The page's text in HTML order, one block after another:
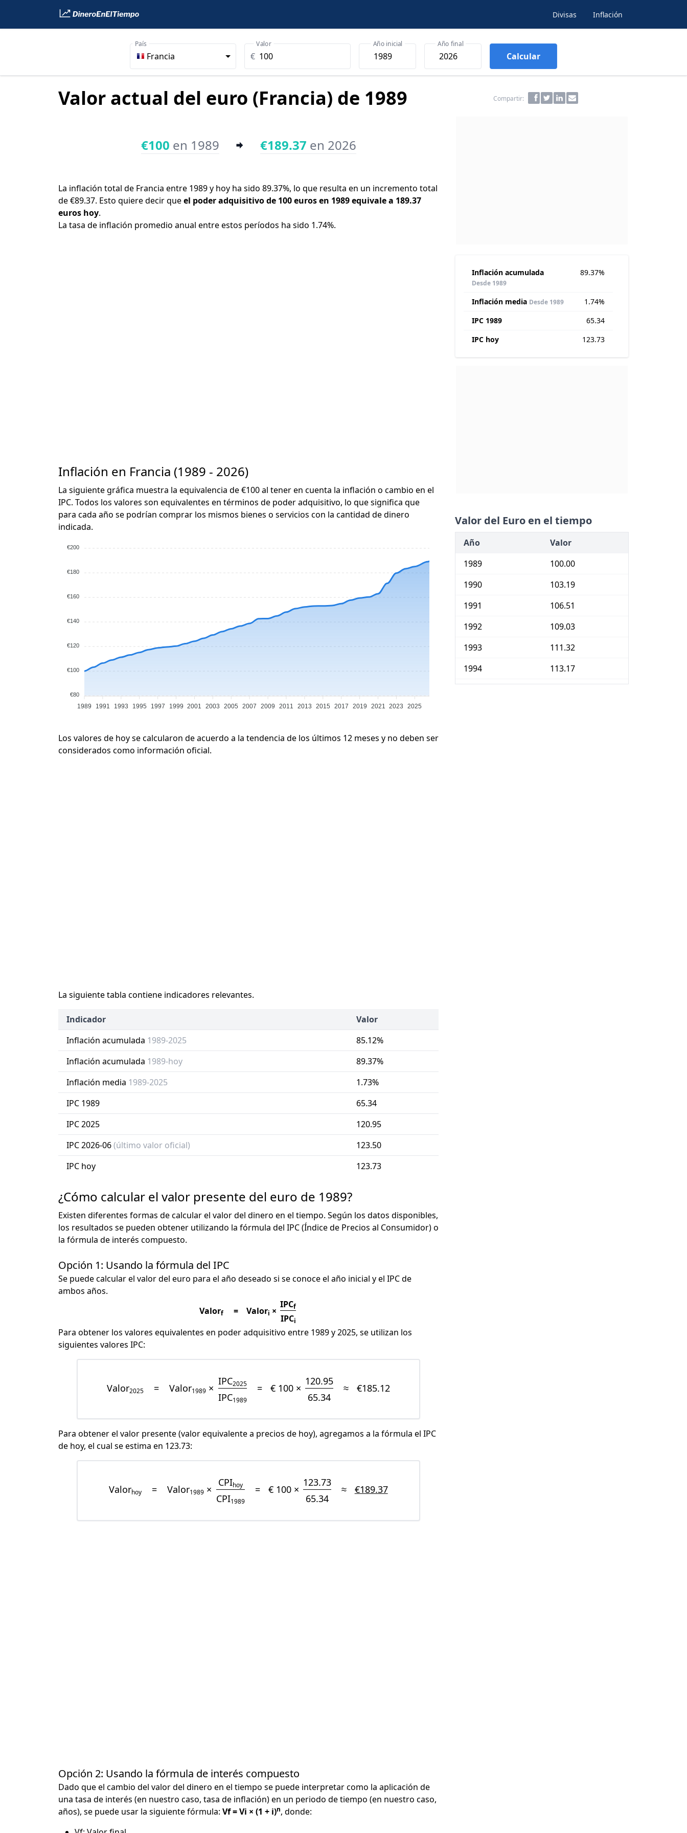
Divisas Inflación
Francia
País
€
Valor Año inicial Año final
Calcular
Valor actual del euro (Francia) de 1989 Compartir:
€100 en 1989 €189.37 en 2026
La inflación total de Francia entre 1989 y hoy ha sido 89.37%, lo que resulta en un incremento total
de €89.37. Esto quiere decir queel poder adquisitivo de 100 euros en 1989 equivale a 189.37
euros hoy.
La tasa de inflación promedio anual entre estos períodos ha sido 1.74%.
Inflación en Francia (1989 - 2026)
La siguiente gráfica muestra la equivalencia de €100 al tener en cuenta la inflación o cambio en el
IPC. Todos los valores son equivalentes en términos de poder adquisitivo, lo que significa que
para cada año se podrían comprar los mismos bienes o servicios con la cantidad de dinero
indicada.
€200
€180
€160
€140
€120
€100
€80
1989 1991 1993 1995 1997 1999 2001 2003 2005 2007 2009 2011 2013 2015 2017 2019 2021 2023 2025
Los valores de hoy se calcularon de acuerdo a la tendencia de los últimos 12 meses y no deben ser
considerados como información oficial.
La siguiente tabla contiene indicadores relevantes.
Indicador
Valor
Inflación acumulada 1989-2025
85.12%
Inflación acumulada 1989-hoy
89.37%
Inflación media 1989-2025
1.73%
IPC 1989
65.34
IPC 2025
120.95
IPC 2026-06(último valor oficial)
123.50
IPC hoy
123.73
¿Cómo calcular el valor presente del euro de 1989?
Existen diferentes formas de calcular el valor del dinero en el tiempo. Según los datos disponibles,
los resultados se pueden obtener utilizando la fórmula del IPC (Índice de Precios al Consumidor) o
la fórmula de interés compuesto.
Opción 1: Usando la fórmula del IPC
Se puede calcular el valor del euro para el año deseado si se conoce el año inicial y el IPC de
ambos años.
Valorf = Valori ×
IPCf
IPCi
Para obtener los valores equivalentes en poder adquisitivo entre 1989 y 2025, se utilizan los
siguientes valores IPC:
Valor2025 = Valor1989 ×
IPC2025
IPC1989
= € 100 ×
120.95
65.34
≈ €185.12
Para obtener el valor presente (valor equivalente a precios de hoy), agregamos a la fórmula el IPC
de hoy, el cual se estima en 123.73:
Valorhoy = Valor1989 ×
CPIhoy
CPI1989
= € 100 ×
123.73
65.34
≈ €189.37
Opción 2: Usando la fórmula de interés compuesto
Dado que el cambio del valor del dinero en el tiempo se puede interpretar como la aplicación de
una tasa de interés (en nuestro caso, tasa de inflación) en un periodo de tiempo (en nuestro caso,
años), se puede usar la siguiente fórmula: Vf = Vi × (1 + i)n, donde:
Inflación acumulada
Desde 1989
89.37%
Inflación media Desde 1989
1.74%
IPC 1989
65.34
IPC hoy
123.73
Valor del Euro en el tiempo
Año
Valor
1989
100.00
1990
103.19
1991
106.51
1992
109.03
1993
111.32
1994
113.17